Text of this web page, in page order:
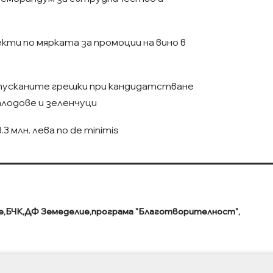
по мярката за промоции на вино в
грешки при кандидатстване
и зеленчуци
млн. лева по de minimis
БЧКДФ Земеделиепрограма "Благотворителност"